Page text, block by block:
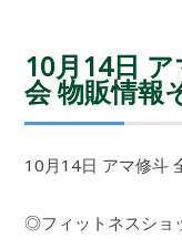
10月14日
会 物販情報
10月14日 アマ修斗
◎フィットネスショ